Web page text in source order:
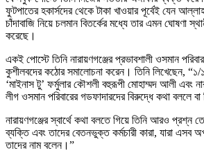
ফুটপাতের হকার্সদের থেকে টাকা খাওয়ার পূর্বেই যেন
চাঁদাবাজি নিয়ে চলমান বিতর্কের মধ্যে তার এমন ঘোষণা
করেছে।
একই পোস্টে তিনি নারায়ণগঞ্জের প্রভাবশালী ওসমান
কুশীলবদের কঠোর সমালোচনা করেন। তিনি লিখেছেন, “১/
‘মাইনাস টু’ ফর্মুলার কৌশলী বহুরূপী মোহাম্মদ আলী এবং
লীগ ওসমান পরিবারের গডফাদারদের বিরুদ্ধে কথা বললে
নারায়ণগঞ্জের স্বার্থে কথা বলতে গিয়ে তিনি আরও প্রশ্ন
ব্যক্তি এবং তাদের বেতনভুক্ত কর্মচারী কারা, যারা এসব
তাদের নাম বলেন।”